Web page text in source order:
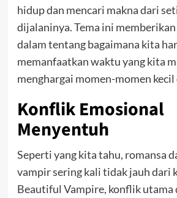
hidup dan mencari makna dari
dijalaninya. Tema ini memberikan
dalam tentang bagaimana kita
memanfaatkan waktu yang kita
menghargai momen-momen
Konflik Emosional
Menyentuh
Seperti yang kita tahu, romansa
vampir sering kali tidak jauh dari
Beautiful Vampire, konflik utama